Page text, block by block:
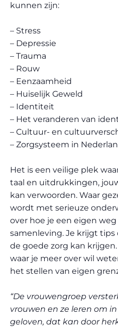
kunnen zijn:
– Stress
– Depressie
– Trauma
– Rouw
– Eenzaamheid
– Huiselijk Geweld
– Identiteit
– Het veranderen van
– Cultuur- en
– Zorgsysteem in
Het is een veilige plek
taal en uitdrukkingen,
kan verwoorden. Waar
wordt met serieuze
over hoe je een eigen
samenleving. Je krijgt
de goede zorg kan
waar je meer over wil
het stellen van eigen
“De vrouwengroep
vrouwen en ze leren om
geloven, dat kan door